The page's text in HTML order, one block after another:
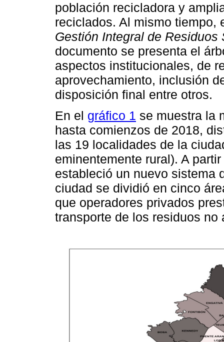
población recicladora y
reciclados. Al mismo
Gestión Integral de Residuos
documento se presenta el
aspectos institucionales, de
aprovechamiento, inclusión
disposición final entre otros.
En el gráfico 1 se muestra la
hasta comienzos de 2018,
las 19 localidades de la
eminentemente rural). A
estableció un nuevo sistema
ciudad se dividió en cinco
que operadores privados
transporte de los residuos no